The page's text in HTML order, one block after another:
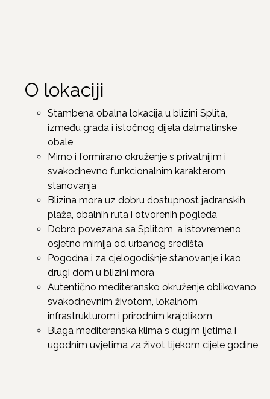
O lokaciji
Stambena obalna lokacija u blizini Splita,
između grada i istočnog dijela dalmatinske
obale
Mirno i formirano okruženje s privatnijim i
svakodnevno funkcionalnim karakterom
stanovanja
Blizina mora uz dobru dostupnost jadranskih
plaža, obalnih ruta i otvorenih pogleda
Dobro povezana sa Splitom, a istovremeno
osjetno mirnija od urbanog središta
Pogodna i za cjelogodišnje stanovanje i kao
drugi dom u blizini mora
Autentično mediteransko okruženje oblikovano
svakodnevnim životom, lokalnom
infrastrukturom i prirodnim krajolikom
Blaga mediteranska klima s dugim ljetima i
ugodnim uvjetima za život tijekom cijele godine